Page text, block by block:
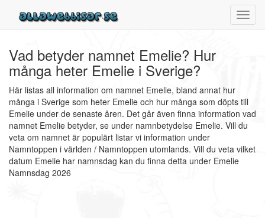
Vad betyder namnet Emelie? Hur
många heter Emelie i Sverige?
Här listas all information om namnet Emelie, bland annat hur
många i Sverige som heter Emelie och hur många som döpts till
Emelie under de senaste åren. Det går även finna information vad
namnet Emelie betyder, se under namnbetydelse Emelie. Vill du
veta om namnet är populärt listar vi information under
Namntoppen i världen / Namntoppen utomlands. Vill du veta vilket
datum Emelie har namnsdag kan du finna detta under Emelie
Namnsdag 2026